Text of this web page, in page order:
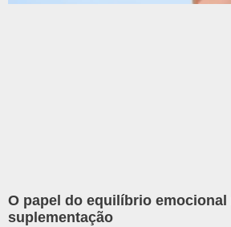
O papel do equilíbrio
suplementação